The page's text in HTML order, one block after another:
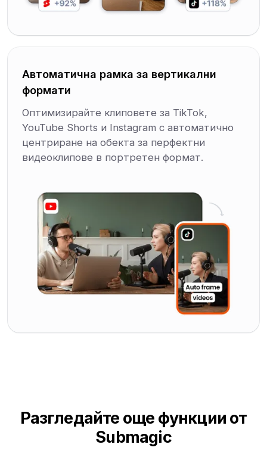
Автоматична рамка за вертикални
формати
Оптимизирайте клиповете за TikTok,
YouTube Shorts и Instagram с автоматично
центриране на обекта за перфектни
видеоклипове в портретен формат.
Разгледайте още функции от
Submagic